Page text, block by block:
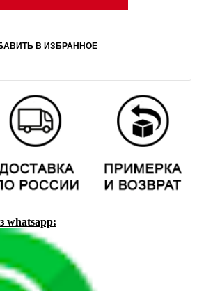
В ИЗБРАННОЕ
whatsapp: